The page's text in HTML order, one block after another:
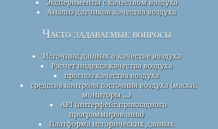
Анализ датчиков качества воздуха
Часто задаваемые вопросы
Источник данных о качестве воздуха
Расчет индекса качества воздуха
прогноз качества воздуха
средства контроля состояния воздуха (маски,
мониторы ...)
API (интерфейс прикладного
программирования)
Платформа исторических данных